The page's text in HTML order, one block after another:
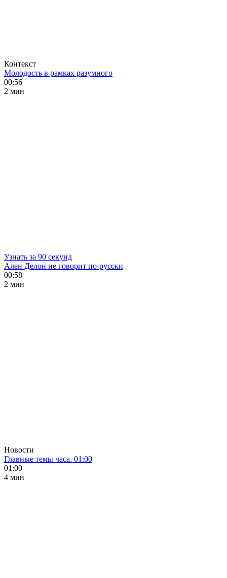
Контекст
Молодость в рамках разумного
00:56
2 мин
Узнать за 90 секунд
Ален Делон не говорит по-русски
00:58
2 мин
Новости
Главные темы часа. 01:00
01:00
4 мин